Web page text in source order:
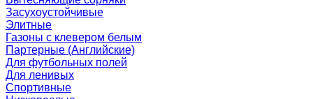
Засухоустойчивые
Элитные
Газоны с клевером белым
Партерные (Английские)
Для футбольных полей
Для ленивых
Спортивные